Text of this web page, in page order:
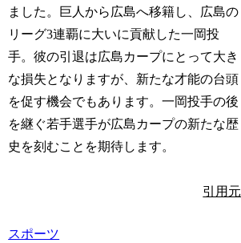
ました。巨人から広島へ移籍し、広島の
リーグ3連覇に大いに貢献した一岡投
手。彼の引退は広島カープにとって大き
な損失となりますが、新たな才能の台頭
を促す機会でもあります。一岡投手の後
を継ぐ若手選手が広島カープの新たな歴
史を刻むことを期待します。
引用元
スポーツ